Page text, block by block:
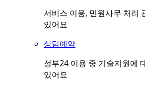
서비스 이용, 민원사무 처리
있어요
상담예약
정부24 이용 중 기술지원에
있어요